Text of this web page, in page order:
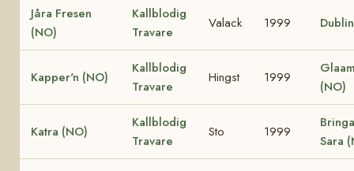
Jåra Fresen
(NO)
Kallblodig
Travare
Valack 1999
Kapper'n (NO)
Kallblodig
Travare
Hingst 1999
(NO)
Katra (NO)
Kallblodig
Travare
Sto 1999
Sara